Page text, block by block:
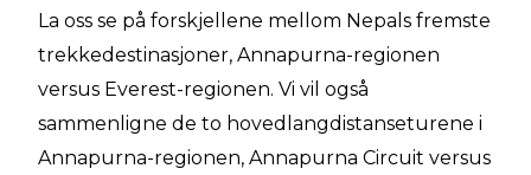
La oss se på forskjellene mellom Nepals fremste
trekkedestinasjoner, Annapurna-regionen
versus Everest-regionen. Vi vil også
sammenligne de to hovedlangdistanseturene i
Annapurna-regionen, Annapurna Circuit versus